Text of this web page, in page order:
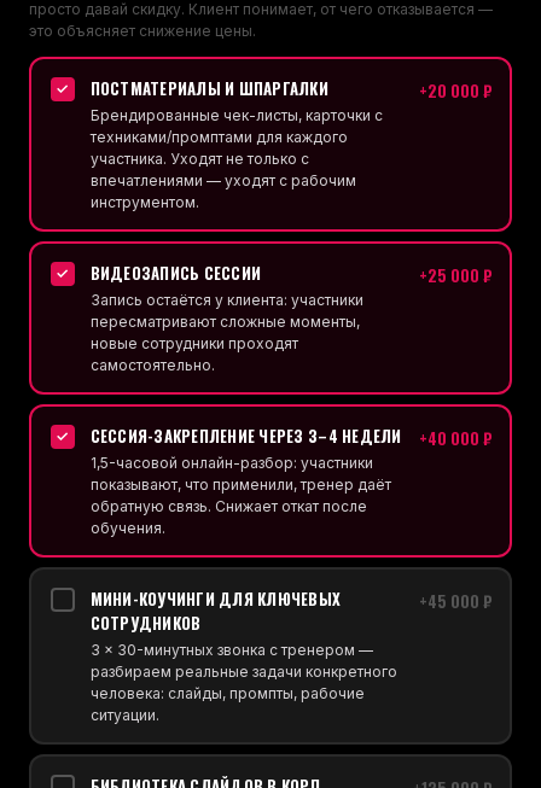
просто давай скидку. Клиент понимает, от чего отказывается —
это объясняет снижение цены.
✓ ПОСТМАТЕРИАЛЫ И ШПАРГАЛКИ
Брендированные чек-листы, карточки с
техниками/промптами для каждого
участника. Уходят не только с
впечатлениями — уходят с рабочим
инструментом.
+20 000 ₽
✓ ВИДЕОЗАПИСЬ СЕССИИ
Запись остаётся у клиента: участники
пересматривают сложные моменты,
новые сотрудники проходят
самостоятельно.
+25 000 ₽
✓ СЕССИЯ-ЗАКРЕПЛЕНИЕ ЧЕРЕЗ 3–4 НЕДЕЛИ
1,5-часовой онлайн-разбор: участники
показывают, что применили, тренер даёт
обратную связь. Снижает откат после
обучения.
+40 000 ₽
МИНИ-КОУЧИНГИ ДЛЯ КЛЮЧЕВЫХ
СОТРУДНИКОВ
3 × 30-минутных звонка с тренером —
разбираем реальные задачи конкретного
человека: слайды, промпты, рабочие
ситуации.
+45 000 ₽